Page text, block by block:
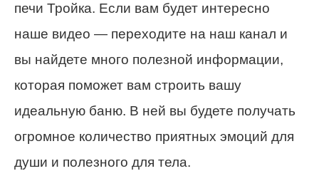
печи Тройка. Если вам будет интересно
наше видео — переходите на наш канал и
вы найдете много полезной информации,
которая поможет вам строить вашу
идеальную баню. В ней вы будете получать
огромное количество приятных эмоций для
души и полезного для тела.